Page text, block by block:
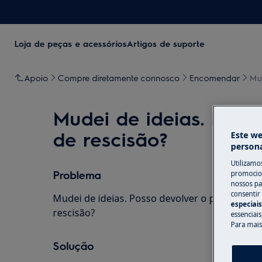
Loja de peças e acessóriosArtigos de suporte
Apoio Compre diretamente connosco Encomendar
Mudei de ideias.
de rescisão?
Problema
Mudei de ideias. Posso devolver o produto?
rescisão?
Solução
Este
nossos
consentir
especiais
Para